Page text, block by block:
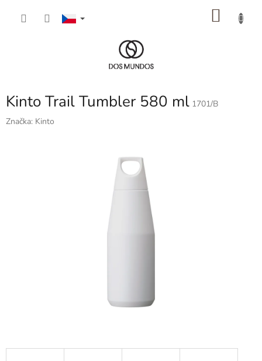
Kinto Trail Tumbler 580 ml 1701/B
Značka: Kinto